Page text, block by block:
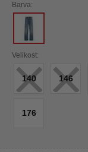
Barva:
Velikost:
140
× 146
×
176